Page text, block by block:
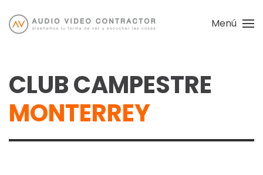
content
Menú
CLUB CAMPESTRE
MONTERREY